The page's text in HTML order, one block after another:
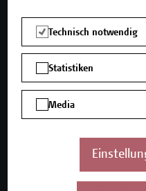
Mehr Infos gewünscht?
Unser Angebot
Seminare und
Inhouse-Weiterbildung
Beratungsleistungen
Technisch notwendig
Statistiken
Media